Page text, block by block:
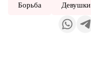
Борьба Девушки